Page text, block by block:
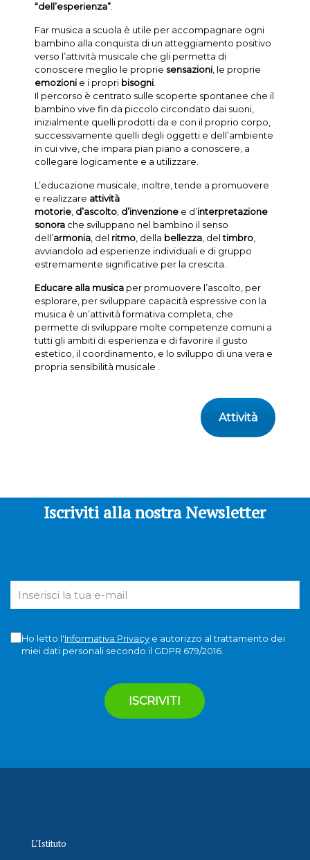
“dell’esperienza”.
Far musica a scuola è utile per accompagnare ogni
bambino alla conquista di un atteggiamento positivo
verso l’attività musicale che gli permetta di
conoscere meglio le proprie sensazioni, le proprie
emozionie i propri bisogni.
Il percorso è centrato sulle scoperte spontanee che il
bambino vive fin da piccolo circondato dai suoni,
inizialmente quelli prodotti da e con il proprio corpo,
successivamente quelli degli oggetti e dell’ambiente
in cui vive, che impara pian piano a conoscere, a
collegare logicamente e a utilizzare.
L’educazione musicale, inoltre, tende a promuovere
e realizzare attività
motorie, d’ascolto, d’invenzionee d’interpretazione
sonorache sviluppano nel bambino il senso
dell’armonia, del ritmo, della bellezza, deltimbro,
avviandolo ad esperienze individuali e di gruppo
estremamente significative per la crescita.
Educare alla musicaper promuovere l’ascolto, per
esplorare, per sviluppare capacità espressive con la
musica è un’attività formativa completa, che
permette di sviluppare molte competenze comuni a
tutti gli ambiti di esperienza e di favorire il gusto
estetico, il coordinamento, e lo sviluppo di una vera e
propria sensibilità musicale .
Attività
Iscriviti alla nostra Newsletter
Ho letto l'Informativa Privacye autorizzo al trattamento dei
miei dati personali secondo il GDPR 679/2016.
L’Istituto